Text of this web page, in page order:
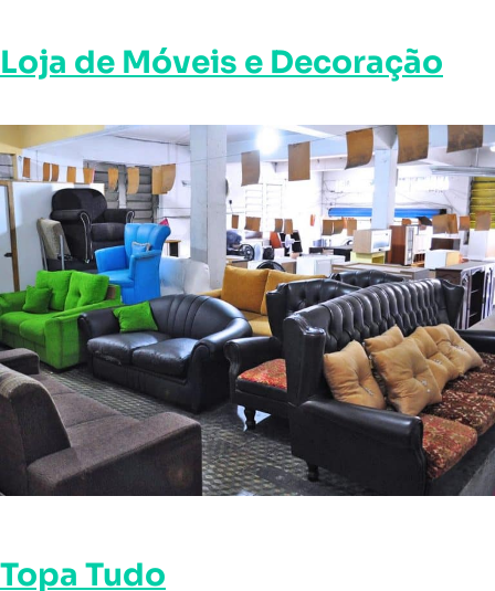
Loja de Móveis e Decoração
Topa Tudo